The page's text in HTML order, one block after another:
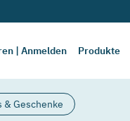
| Anmelden Produkte
& Geschenke